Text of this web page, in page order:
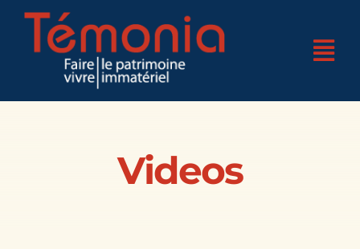
Skip
Accueil
4 pôles d’expertisesVideos